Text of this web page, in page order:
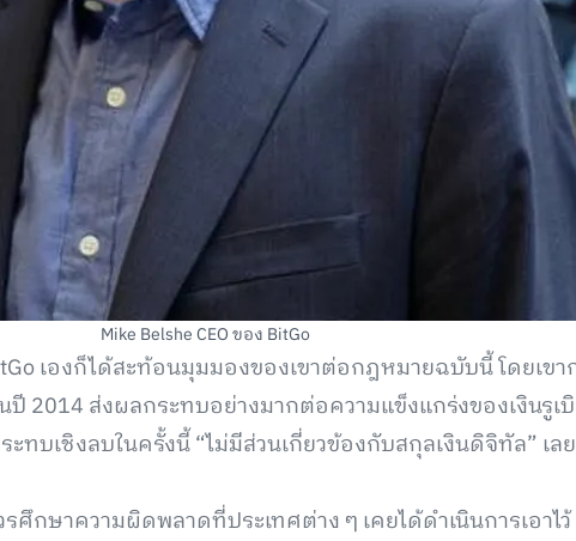
Mike Belshe CEO ของ BitGo
เองก็ได้สะท้อนมุมมองของเขาต่อกฎหมายฉบับนี้ โดยเขา
ปี 2014 ส่งผลกระทบอย่างมากต่อความแข็งแกร่งของเงินรูเ
ทบเชิงลบในครั้งนี้ “ไม่มีส่วนเกี่ยวข้องกับสกุลเงินดิจิทัล” เล
รศึกษาความผิดพลาดที่ประเทศต่าง ๆ เคยได้ดำเนินการเอาไ